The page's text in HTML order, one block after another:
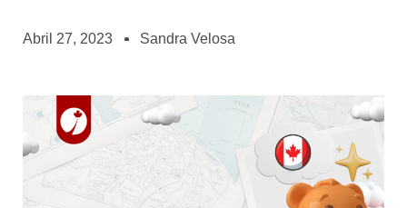
Abril 27, 2023 Sandra Velosa